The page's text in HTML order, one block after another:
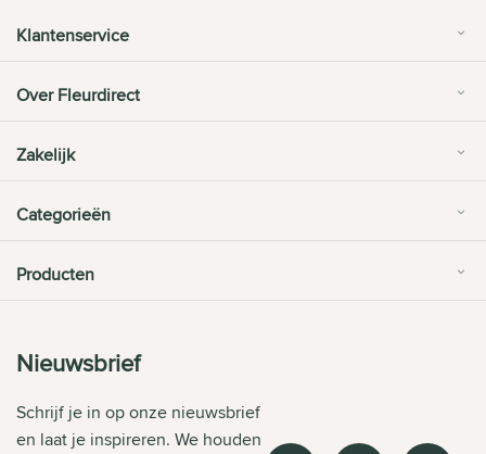
Klantenservice
Over Fleurdirect
Zakelijk
Categorieën
Producten
Nieuwsbrief
Schrijf je in op onze nieuwsbrief
en laat je inspireren. We houden